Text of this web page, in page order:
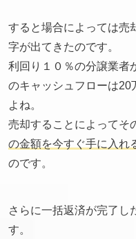
すると場合によっては売
字が出てきたのです。
利回り１０％の分譲業者
のキャッシュフローは20
よね。
売却することによってそ
の金額を今すぐ手に入れ
のです。
さらに一括返済が完了し
す。